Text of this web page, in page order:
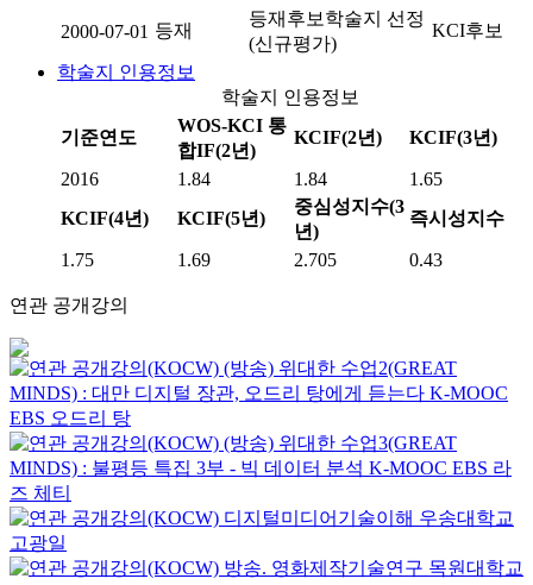
2000-07-01 등재
등재후보학술지 선정
(신규평가)
KCI후보
학술지 인용정보
학술지 인용정보
기준연도
WOS-KCI 통
합IF(2년)
KCIF(2년) KCIF(3년)
2016 1.84 1.84
1.65
KCIF(4년)
KCIF(5년)
중심성지수(3
년)
즉시성지수
1.75 1.69 2.705 0.43
연관 공개강의
(방송) 위대한 수업2(GREAT
MINDS) : 대만 디지털 장관, 오드리 탕에게 듣는다 K-MOOC
EBS 오드리 탕
(방송) 위대한 수업3(GREAT
MINDS) : 불평등 특집 3부 - 빅 데이터 분석 K-MOOC EBS 라
즈 체티
디지털미디어기술이해 우송대학교
고광일
방송. 영화제작기술연구 목원대학교